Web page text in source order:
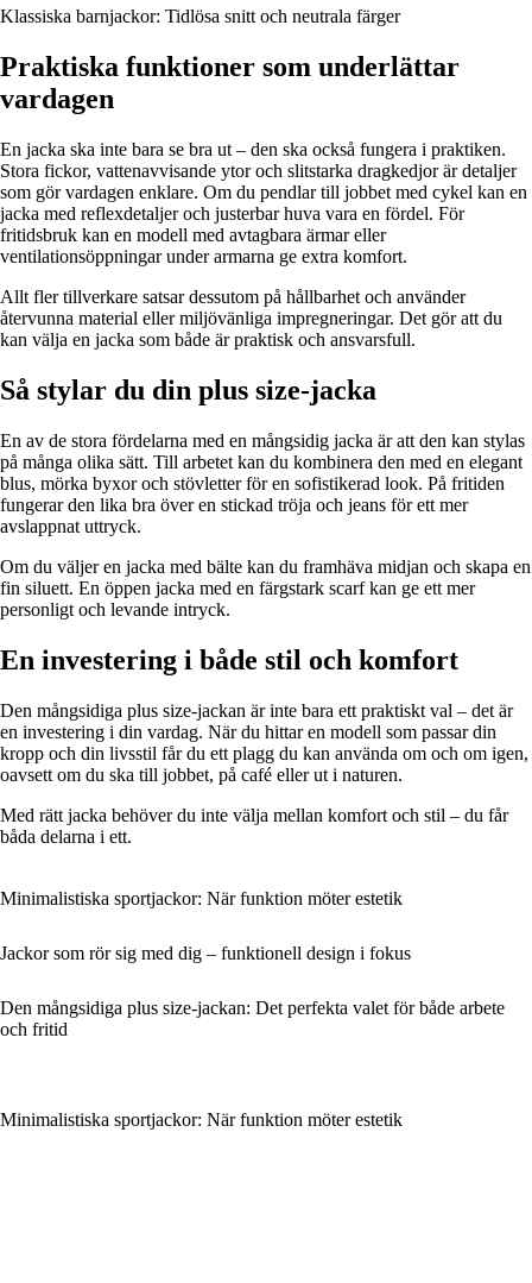
Klassiska barnjackor: Tidlösa snitt och neutrala färger
Praktiska funktioner som underlättar
vardagen
En jacka ska inte bara se bra ut – den ska också fungera i praktiken.
Stora fickor, vattenavvisande ytor och slitstarka dragkedjor är detaljer
som gör vardagen enklare. Om du pendlar till jobbet med cykel kan en
jacka med reflexdetaljer och justerbar huva vara en fördel. För
fritidsbruk kan en modell med avtagbara ärmar eller
ventilationsöppningar under armarna ge extra komfort.
Allt fler tillverkare satsar dessutom på hållbarhet och använder
återvunna material eller miljövänliga impregneringar. Det gör att du
kan välja en jacka som både är praktisk och ansvarsfull.
Så stylar du din plus size-jacka
En av de stora fördelarna med en mångsidig jacka är att den kan stylas
på många olika sätt. Till arbetet kan du kombinera den med en elegant
blus, mörka byxor och stövletter för en sofistikerad look. På fritiden
fungerar den lika bra över en stickad tröja och jeans för ett mer
avslappnat uttryck.
Om du väljer en jacka med bälte kan du framhäva midjan och skapa en
fin siluett. En öppen jacka med en färgstark scarf kan ge ett mer
personligt och levande intryck.
En investering i både stil och komfort
Den mångsidiga plus size-jackan är inte bara ett praktiskt val – det är
en investering i din vardag. När du hittar en modell som passar din
kropp och din livsstil får du ett plagg du kan använda om och om igen,
oavsett om du ska till jobbet, på café eller ut i naturen.
Med rätt jacka behöver du inte välja mellan komfort och stil – du får
båda delarna i ett.
Minimalistiska sportjackor: När funktion möter estetik
Jackor som rör sig med dig – funktionell design i fokus
Den mångsidiga plus size-jackan: Det perfekta valet för både arbete
och fritid
Minimalistiska sportjackor: När funktion möter estetik